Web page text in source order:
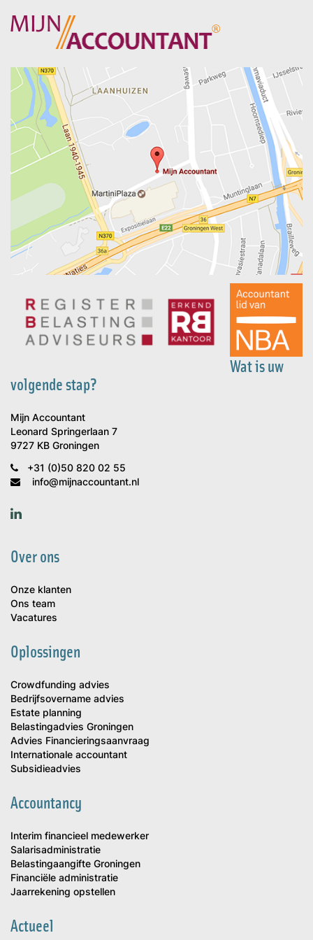
Wat is uw
volgende stap?
Mijn Accountant
Leonard Springerlaan 7
9727 KB Groningen
+31 (0)50 820 02 55
info@mijnaccountant.nl
Over ons
Onze klanten
Ons team
Vacatures
Oplossingen
Crowdfunding advies
Bedrijfsovername advies
Estate planning
Belastingadvies Groningen
Advies Financieringsaanvraag
Internationale accountant
Subsidieadvies
Accountancy
Interim financieel medewerker
Salarisadministratie
Belastingaangifte Groningen
Financiële administratie
Jaarrekening opstellen
Actueel